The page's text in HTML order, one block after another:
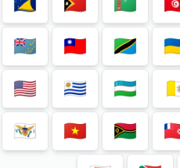
🇹🇻
🇹🇼 🇹🇿
🇺🇸
🇺🇾 🇺🇿
🇻🇮
🇻🇳 🇻🇺